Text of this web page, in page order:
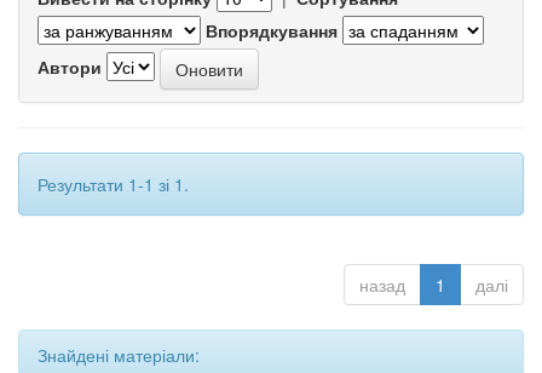
Впорядкування
Автори
Результати 1-1 зі 1.
назад 1 далі
Знайдені матеріали: